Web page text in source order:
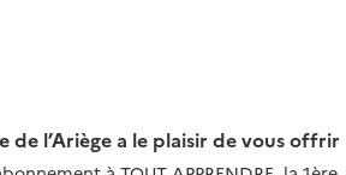
de l’Ariège a le plaisir de vous offrir